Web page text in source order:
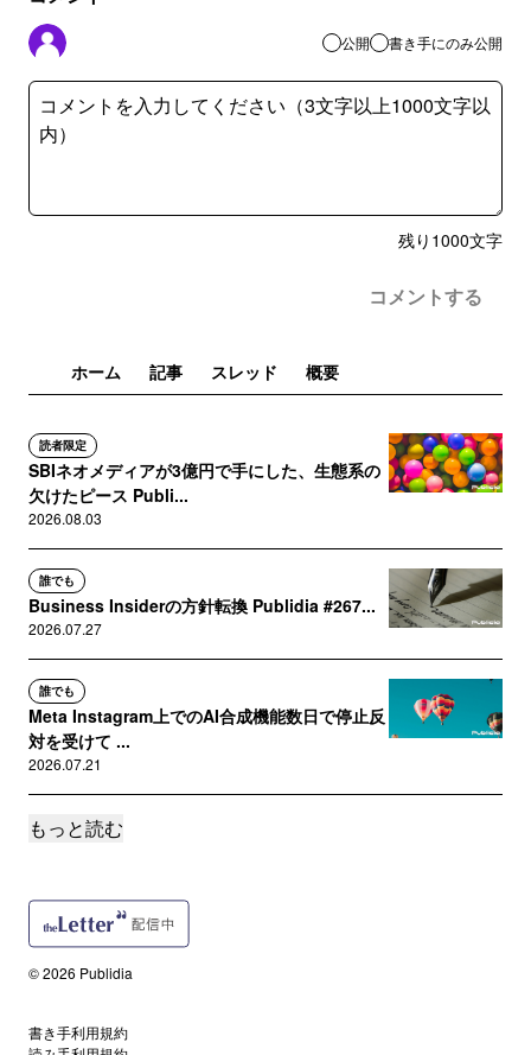
公開 書き手にのみ公開
残り 1000文字
コメントする
ホーム 記事 スレッド 概要
読者限定
SBIネオメディアが3億円で手にした、生態系の
欠けたピース Publi...
2026.08.03
誰でも
Business Insiderの方針転換 Publidia #267...
2026.07.27
誰でも
Meta Instagram上でのAI合成機能数日で停止反
対を受けて ...
2026.07.21
誰でも
2026.07.13
マーケターが立ち上げた書籍のAIライセンシン
2026.07.06
もっと読む
© 2026 Publidia
書き手利用規約